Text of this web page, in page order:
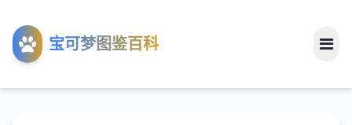
宝可梦图鉴百科
工具
关于